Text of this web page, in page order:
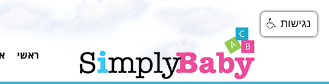
ראשי
נגישות